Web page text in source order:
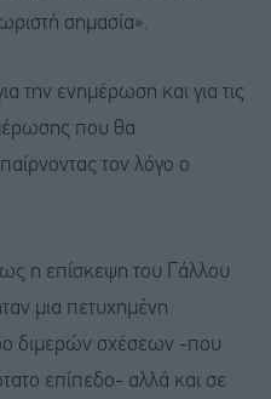
σημασία».
την ενημέρωση και για τις
που θα
τον λόγο ο
η επίσκεψη του Γάλλου
μια πετυχημένη
διμερών σχέσεων -που
επίπεδο- αλλά και σε